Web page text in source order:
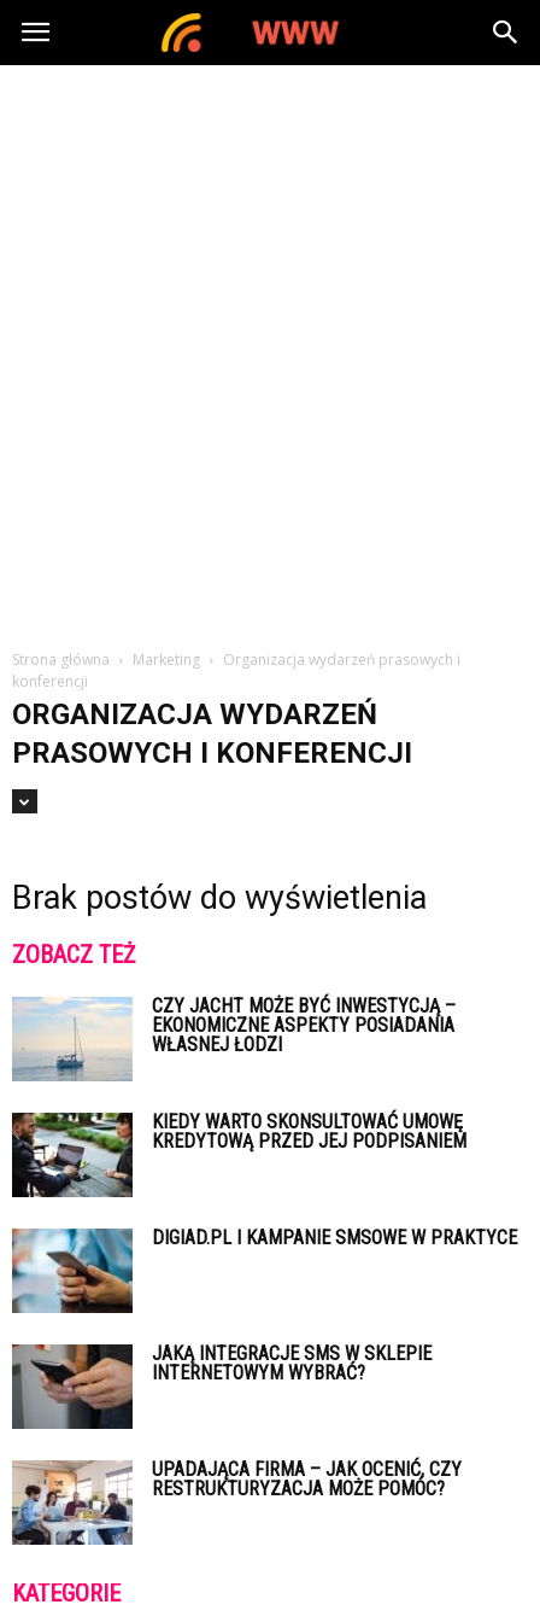
nawww.pl
Strona główna Marketing
Organizacja wydarzeń prasowych i
konferencji
ORGANIZACJA WYDARZEŃ
PRASOWYCH I KONFERENCJI
Brak postów do wyświetlenia
ZOBACZ TEŻ
CZY JACHT MOŻE BYĆ INWESTYCJĄ –
EKONOMICZNE ASPEKTY POSIADANIA
WŁASNEJ ŁODZI
KIEDY WARTO SKONSULTOWAĆ UMOWĘ
KREDYTOWĄ PRZED JEJ PODPISANIEM
DIGIAD.PL I KAMPANIE SMSOWE W PRAKTYCE
JAKĄ INTEGRACJE SMS W SKLEPIE
INTERNETOWYM WYBRAĆ?
UPADAJĄCA FIRMA – JAK OCENIĆ, CZY
RESTRUKTURYZACJA MOŻE POMÓC?
KATEGORIE